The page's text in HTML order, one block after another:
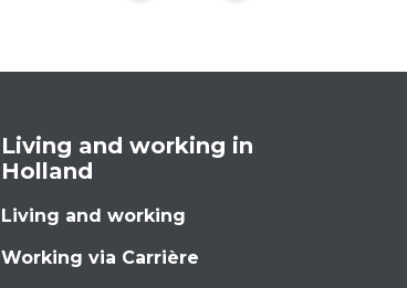
Living and working in
Holland
Living and working
Working via Carrière